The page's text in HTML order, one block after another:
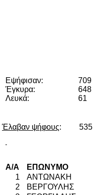
Εψήφισαν:
709
Έγκυρα:
648
Λευκά:
61
Έλαβαν ψήφους: 535
A/A ΕΠΩΝΥΜΟ
1
ΑΝΤΩΝΑΚΗ
2
ΒΕΡΓΟΥΛΗΣ